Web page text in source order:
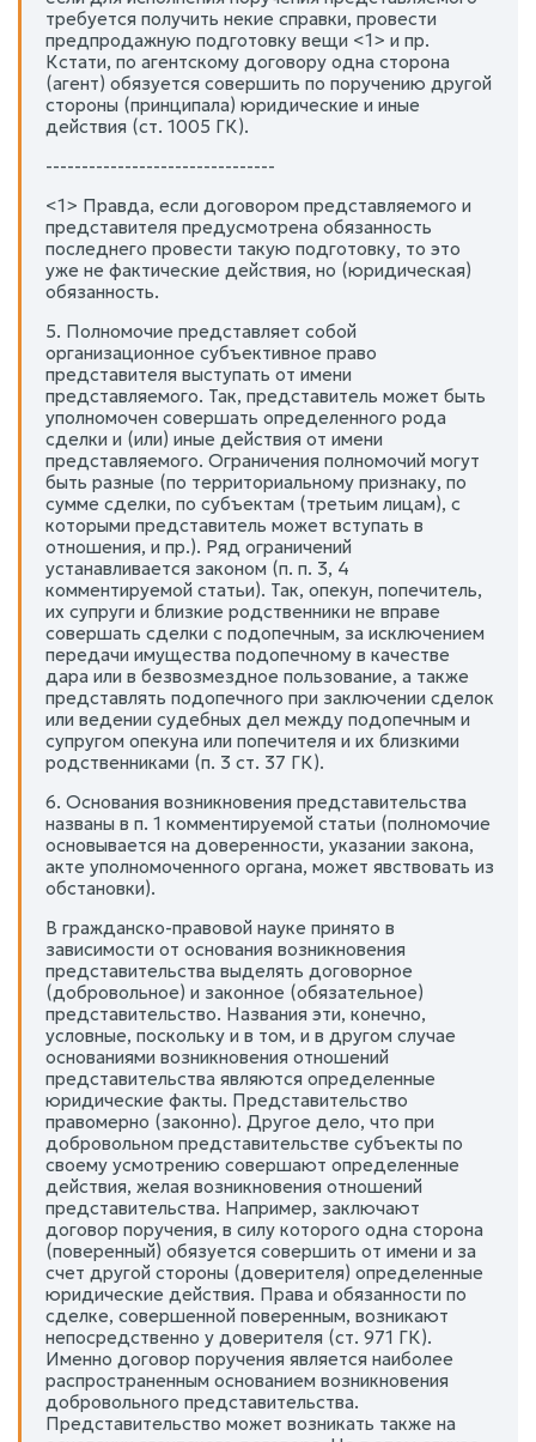
требуется получить некие справки, провести
предпродажную подготовку вещи <1> и пр.
Кстати, по агентскому договору одна сторона
(агент) обязуется совершить по поручению другой
стороны (принципала) юридические и иные
действия (ст. 1005 ГК).
--------------------------------
<1> Правда, если договором представляемого и
представителя предусмотрена обязанность
последнего провести такую подготовку, то это
уже не фактические действия, но (юридическая)
обязанность.
5. Полномочие представляет собой
организационное субъективное право
представителя выступать от имени
представляемого. Так, представитель может быть
уполномочен совершать определенного рода
сделки и (или) иные действия от имени
представляемого. Ограничения полномочий могут
быть разные (по территориальному признаку, по
сумме сделки, по субъектам (третьим лицам), с
которыми представитель может вступать в
отношения, и пр.). Ряд ограничений
устанавливается законом (п. п. 3, 4
комментируемой статьи). Так, опекун, попечитель,
их супруги и близкие родственники не вправе
совершать сделки с подопечным, за исключением
передачи имущества подопечному в качестве
дара или в безвозмездное пользование, а также
представлять подопечного при заключении сделок
или ведении судебных дел между подопечным и
супругом опекуна или попечителя и их близкими
родственниками (п. 3 ст. 37 ГК).
6. Основания возникновения представительства
названы в п. 1 комментируемой статьи (полномочие
основывается на доверенности, указании закона,
акте уполномоченного органа, может явствовать из
обстановки).
В гражданско-правовой науке принято в
зависимости от основания возникновения
представительства выделять договорное
(добровольное) и законное (обязательное)
представительство. Названия эти, конечно,
условные, поскольку и в том, и в другом случае
основаниями возникновения отношений
представительства являются определенные
юридические факты. Представительство
правомерно (законно). Другое дело, что при
добровольном представительстве субъекты по
своему усмотрению совершают определенные
действия, желая возникновения отношений
представительства. Например, заключают
договор поручения, в силу которого одна сторона
(поверенный) обязуется совершить от имени и за
счет другой стороны (доверителя) определенные
юридические действия. Права и обязанности по
сделке, совершенной поверенным, возникают
непосредственно у доверителя (ст. 971 ГК).
Именно договор поручения является наиболее
распространенным основанием возникновения
добровольного представительства.
Представительство может возникать также на